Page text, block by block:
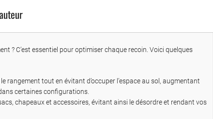
? C’est essentiel pour optimiser chaque recoin. Voici quelques
rangement tout en évitant d’occuper l’espace au sol, augmentant
certaines configurations.
chapeaux et accessoires, évitant ainsi le désordre et rendant vos